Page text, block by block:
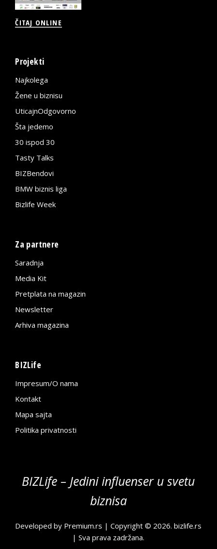
ČITAJ ONLINE
Projekti
Najkolega
Žene u biznisu
UticajnOdgovorno
Šta jedemo
30 ispod 30
Tasty Talks
BIZBendovi
BMW biznis liga
Bizlife Week
Za partnere
Saradnja
Media Kit
Pretplata na magazin
Newsletter
Arhiva magazina
BIZLife
Impresum/O nama
Kontakt
Mapa sajta
Politika privatnosti
BIZLife – Jedini influenser u svetu
biznisa
Developed by Premium.rs | Copyright © 2026.bizlife.rs
| Sva prava zadržana.